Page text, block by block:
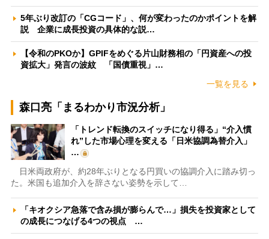
5年ぶり改訂の「CGコード」、何が変わったのかポイントを解
説 企業に成長投資の具体的な説…
【令和のPKOか】GPIFをめぐる片山財務相の「円資産への投
資拡大」発言の波紋 「国債重視」…
一覧を見る
森口亮「まるわかり市況分析」
「トレンド転換のスイッチになり得る」“介入慣
れ”した市場心理を変える「日米協調為替介入」
…
日米両政府が、約28年ぶりとなる円買いの協調介入に踏み切っ
た。米国も追加介入を辞さない姿勢を示して…
「キオクシア急落で含み損が膨らんで…」損失を投資家として
の成長につなげる4つの視点 …